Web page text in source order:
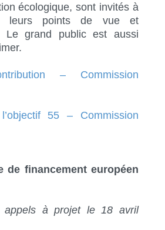
écologique, sont invités à
leurs points de vue et
Le grand public est aussi
– Commission
55 – Commission
de financement européen
appels à projet le 18 avril